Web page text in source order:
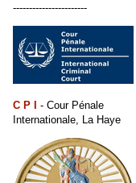
-----------------------
C P I
- Cour Pénale
Internationale, La Haye